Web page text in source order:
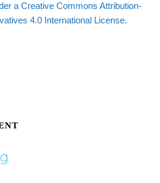
a Creative Commons Attribution-
4.0 International License.